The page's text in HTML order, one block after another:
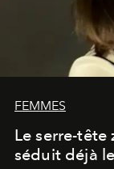
FEMMES
Le serre-
séduit déjà